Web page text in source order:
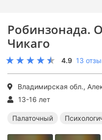
Робинзонада.
Чикаго
4.9 13
Владимирская обл.,
13-16 лет
Палаточный
Тематические лагеря в
Летние лагеря в Подмосковье
Летние тематические лагеря